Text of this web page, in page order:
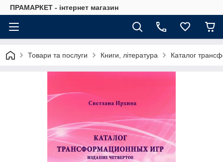
ПРАМАРКЕТ - інтернет магазин
Товари та послуги Книги, література Каталог